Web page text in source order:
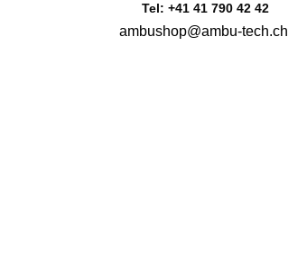
Tel: +41 41 790 42 42
ambushop@ambu-tech.ch